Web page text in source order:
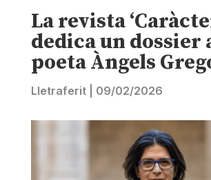
La revista
dedica un dossier
poeta Àngels
Lletraferit| 09/02/2026